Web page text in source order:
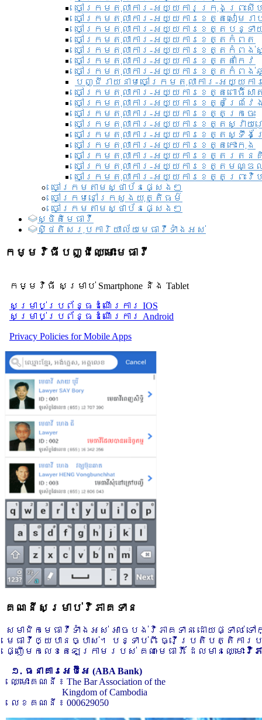
ចៅក្រមតុលាការ-អយ្យការ​ក្រុងព្រះសី
ចៅក្រមតុលាការ-អយ្យការខេត្តសៀមរា
ចៅក្រមតុលាការ-អយ្យការខេត្តបន្ទា
ចៅក្រមតុលាការ-អយ្យការខេត្តកំពត
ចៅក្រមតុលាការ-អយ្យការខេត្តកំពង់
ចៅក្រមតុលាការ-អយ្យការខេត្តតាកែវ
ចៅក្រមតុលាការ-អយ្យការខេត្តកំពង់
បញ្ជីរាយនាមចៅក្រមតុលាការ-អយ្យក
ចៅក្រមតុលាការ-អយ្យការខេត្តពោធិ៍សា
ចៅក្រមតុលាការ-អយ្យការខេត្តព្រៃវែ
ចៅក្រមតុលាការ-អយ្យការខេត្តក្រចេះ
ចៅក្រមតុលាការ-អយ្យការខេត្តស្វាយ
ចៅក្រមតុលាការ-អយ្យការខេត្តស្ទឹង
ចៅក្រមតុលាការ-អយ្យការខេត្តកោះកុង
ចៅក្រមតុលាការ-អយ្យការខេត្តរតន
ចៅក្រមតុលាការ-អយ្យការខេត្តមណ្
ចៅក្រមតុលាការ-អយ្យការខេត្តព្រះវិហ
ចៅក្រមតាមស្ថាប័នផ្សេងៗ
ចៅក្រមនៅក្រសួងយុត្តិធម៌
ចៅក្រមតាមស្ថាប័នផ្សេងៗ
ស្ថិតិមេធាវី
សិ្ថតិសរុបការិយាល័យមេធាវីទាំងអស់​
កម្មវិធីបញ្ជីឈ្មោះមេធាវី
កម្មវិធី សម្រាប់ Smartphone និង Tablet
សម្រាប់​ប្រព័ន្ធដំណើរការ IOS
សម្រាប់​ប្រព័ន្ធដំណើរការ Android
Privacy Policies for Mobile Apps
គណនីសម្រាប់វិភាគទាន
សមាជិកមេធាវីទាំងអស់ អាចបង់វិភាគទាន ដោយផ្ទាល់
មេធាវីឲ្យបានច្បាស់។ បន្ទាប់ពី ធ្វើប្រតិបត្តិកា
ផ្ញើមកលេខតេឡេក្រាមរបស់ គណៈមេធាវី ដែលមានឈ្មោះ វិភ
១. ធនាគារអេប៊ីអេ (ABA Bank)
ឈ្មោះគណនី ៖ The Bar Association of the
Kingdom of Cambodia
លេខគណនី ៖ 000629050